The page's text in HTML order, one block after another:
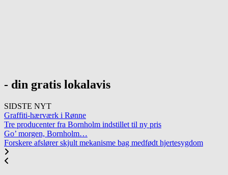
- din gratis lokalavis
SIDSTE NYT
Graffiti-hærværk i Rønne
Tre producenter fra Bornholm indstillet til ny pris
Go’ morgen, Bornholm…
Forskere afslører skjult mekanisme bag medfødt hjertesygdom